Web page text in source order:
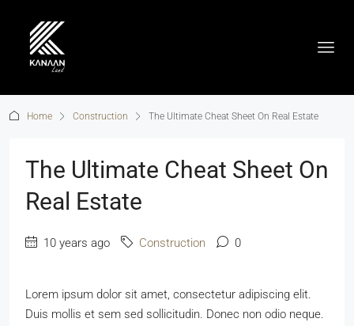
Home Construction The Ultimate Cheat Sheet On Real Estate
The Ultimate Cheat Sheet On
Real Estate
10 years ago Construction 0
Lorem ipsum dolor sit amet, consectetur adipiscing elit.
Duis mollis et sem sed sollicitudin. Donec non odio neque.